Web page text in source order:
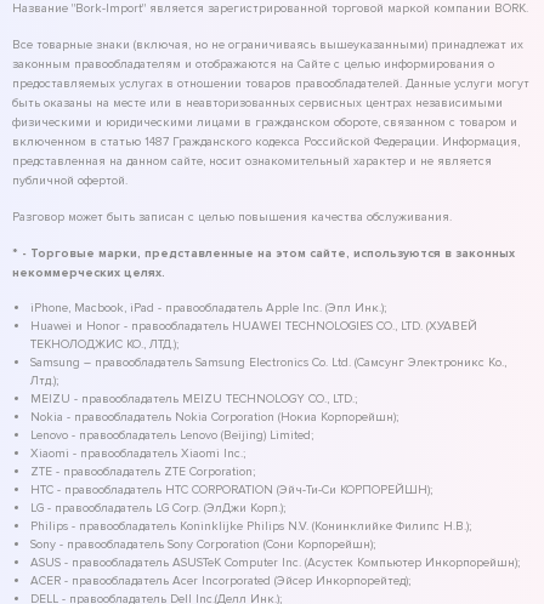
Название "Bork-Import" является зарегистрированной торговой маркой компании BORK.
Все товарные знаки (включая, но не ограничиваясь вышеуказанными) принадлежат их
законным правообладателям и отображаются на Сайте с целью информирования о
предоставляемых услугах в отношении товаров правообладателей. Данные услуги могут
быть оказаны на месте или в неавторизованных сервисных центрах независимыми
физическими и юридическими лицами в гражданском обороте, связанном с товаром и
включенном в статью 1487 Гражданского кодекса Российской Федерации. Информация,
представленная на данном сайте, носит ознакомительный характер и не является
публичной офертой.
Разговор может быть записан с целью повышения качества обслуживания.
* - Торговые марки, представленные на этом сайте, используются в законных
некоммерческих целях.
iPhone, Macbook, iPad - правообладатель Apple Inc. (Эпл Инк.);
Huawei и Honor - правообладатель HUAWEI TECHNOLOGIES CO., LTD. (ХУАВЕЙ
ТЕКНОЛОДЖИС КО., ЛТД.);
Samsung – правообладатель Samsung Electronics Co. Ltd. (Самсунг Электроникс Ко.,
Лтд.);
MEIZU - правообладатель MEIZU TECHNOLOGY CO., LTD.;
Nokia - правообладатель Nokia Corporation (Нокиа Корпорейшн);
Lenovo - правообладатель Lenovo (Beijing) Limited;
Xiaomi - правообладатель Xiaomi Inc.;
ZTE - правообладатель ZTE Corporation;
HTC - правообладатель HTC CORPORATION (Эйч-Ти-Си КОРПОРЕЙШН);
LG - правообладатель LG Corp. (ЭлДжи Корп.);
Philips - правообладатель Koninklijke Philips N.V. (Конинклийке Филипс Н.В.);
Sony - правообладатель Sony Corporation (Сони Корпорейшн);
ASUS - правообладатель ASUSTeK Computer Inc. (Асустек Компьютер Инкорпорейшн);
ACER - правообладатель Acer Incorporated (Эйсер Инкорпорейтед);
DELL - правообладатель Dell Inc.(Делл Инк.);